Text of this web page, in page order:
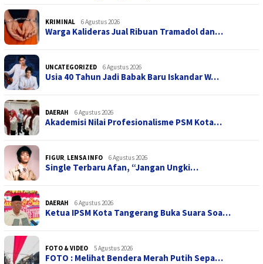
KRIMINAL 6 Agustus 2026
Warga Kalideras Jual Ribuan Tramadol dan…
UNCATEGORIZED 6 Agustus 2026
Usia 40 Tahun Jadi Babak Baru Iskandar W…
DAERAH 6 Agustus 2026
Akademisi Nilai Profesionalisme PSM Kota…
FIGUR LENSA INFO 6 Agustus 2026
Single Terbaru Afan, “Jangan Ungki…
DAERAH 6 Agustus 2026
Ketua IPSM Kota Tangerang Buka Suara Soa…
FOTO & VIDEO 5 Agustus 2026
FOTO : Melihat Bendera Merah Putih Sepa…